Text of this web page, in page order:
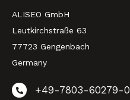
ALISEO GmbH
Leutkirchstraße 63
77723 Gengenbach
Germany
+49-7803-60279-0